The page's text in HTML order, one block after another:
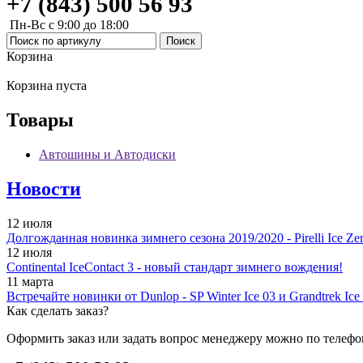
Пн-Вс с 9:00 до 18:00
Корзина
Корзина пуста
Товары
Автошины и Автодиски
Новости
12 июля
Долгожданная новинка зимнего сезона 2019/2020 - Pirelli Ice
12 июля
Continental IceContact 3 - новый стандарт зимнего вождения!
11 марта
Встречайте новинки от Dunlop - SP Winter Ice 03 и Grandtrek Ice
Как сделать заказ?
Оформить заказ или задать вопрос менеджеру можно по